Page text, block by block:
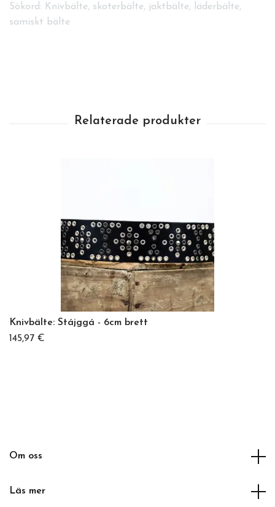
Sökord: Knivbälte, skoterbälte, jaktbälte, läderbälte,
samiskt bälte
Knivbälte: Stájggá - 6cm brett
145,97 €
Om oss
Läs mer